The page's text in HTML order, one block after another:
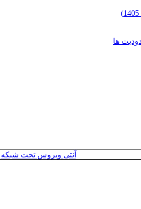
ها
آنتی ویروس تحت شبکه